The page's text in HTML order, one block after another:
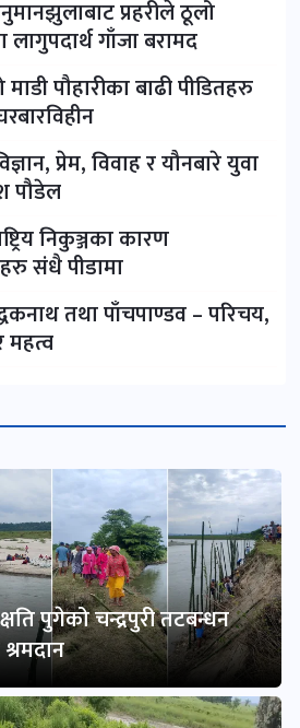
प्रहरीले ठूलो
लागुपदार्थ गाँजा बरामद
पौहारीका बाढी पीडितहरु
प्रेम, विवाह र यौनबारे युवा
पौडेल
निकुञ्जका कारण
संधै पीडामा
तथा पाँचपाण्डव – परिचय,
पुगेको चन्द्रपुरी तटबन्धन